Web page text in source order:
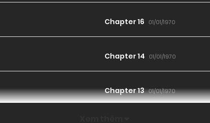
Chapter 16 01/01/1970
Chapter 14 01/01/1970
Chapter 13 01/01/1970